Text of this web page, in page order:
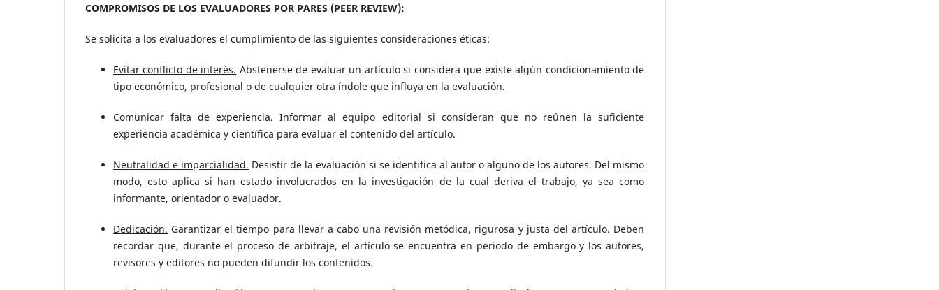
COMPROMISOS DE LOS EVALUADORES POR PARES (PEER REVIEW):
Se solicita a los evaluadores el cumplimiento de las siguientes consideraciones éticas:
Evitar conflicto de interés. Abstenerse de evaluar un artículo si considera que existe algún condicionamiento de
tipo económico, profesional o de cualquier otra índole que influya en la evaluación.
Comunicar falta de experiencia. Informar al equipo editorial si consideran que no reúnen la suficiente
experiencia académica y científica para evaluar el contenido del artículo.
Neutralidad e imparcialidad. Desistir de la evaluación si se identifica al autor o alguno de los autores. Del mismo
modo, esto aplica si han estado involucrados en la investigación de la cual deriva el trabajo, ya sea como
informante, orientador o evaluador.
Dedicación. Garantizar el tiempo para llevar a cabo una revisión metódica, rigurosa y justa del artículo. Deben
recordar que, durante el proceso de arbitraje, el artículo se encuentra en periodo de embargo y los autores,
revisores y editores no pueden difundir los contenidos.